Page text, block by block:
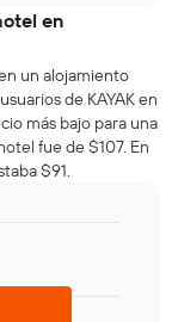
en
un alojamiento
de KAYAK en
más bajo para una
fue de $107. En
$91.